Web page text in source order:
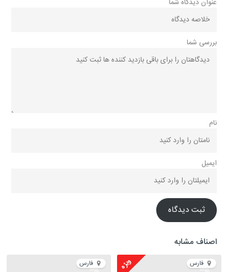
عنوان دیدگاه شما
بررسی شما
نام
ایمیل
ثبت دیدگاه
اصناف مشابه
فارس ویژه فارس